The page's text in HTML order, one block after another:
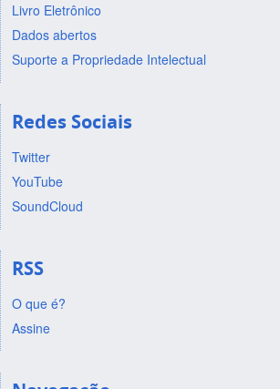
Livro Eletrônico
Dados abertos
Suporte a Propriedade Intelectual
Redes Sociais
Twitter
YouTube
SoundCloud
RSS
O que é?
Assine